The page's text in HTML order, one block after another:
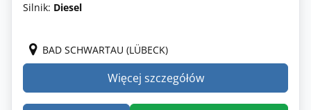
Silnik: Diesel
BAD SCHWARTAU (LÜBECK)
Więcej szczegółów